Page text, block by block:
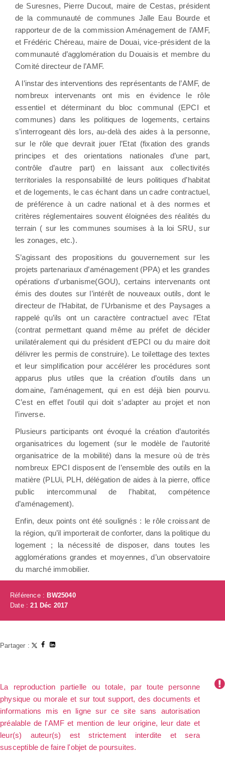
de Suresnes, Pierre Ducout, maire de Cestas, président
de la communauté de communes Jalle Eau Bourde et
rapporteur de de la commission Aménagement de l’AMF,
et Frédéric Chéreau, maire de Douai, vice-président de la
communauté d’agglomération du Douaisis et membre du
Comité directeur de l’AMF.
A l’instar des interventions des représentants de l’AMF, de
nombreux intervenants ont mis en évidence le rôle
essentiel et déterminant du bloc communal (EPCI et
communes) dans les politiques de logements, certains
s’interrogeant dès lors, au-delà des aides à la personne,
sur le rôle que devrait jouer l’Etat (fixation des grands
principes et des orientations nationales d’une part,
contrôle d’autre part) en laissant aux collectivités
territoriales la responsabilité de leurs politiques d’habitat
et de logements, le cas échant dans un cadre contractuel,
de préférence à un cadre national et à des normes et
critères réglementaires souvent éloignées des réalités du
terrain ( sur les communes soumises à la loi SRU, sur
les zonages, etc.).
S’agissant des propositions du gouvernement sur les
projets partenariaux d’aménagement (PPA) et les grandes
opérations d’urbanisme(GOU), certains intervenants ont
émis des doutes sur l’intérêt de nouveaux outils, dont le
directeur de l’Habitat, de l’Urbanisme et des Paysages a
rappelé qu’ils ont un caractère contractuel avec l’Etat
(contrat permettant quand même au préfet de décider
unilatéralement qui du président d’EPCI ou du maire doit
délivrer les permis de construire). Le toilettage des textes
et leur simplification pour accélérer les procédures sont
apparus plus utiles que la création d’outils dans un
domaine, l’aménagement, qui en est déjà bien pourvu.
C’est en effet l’outil qui doit s’adapter au projet et non
l’inverse.
Plusieurs participants ont évoqué la création d’autorités
organisatrices du logement (sur le modèle de l’autorité
organisatrice de la mobilité) dans la mesure où de très
nombreux EPCI disposent de l’ensemble des outils en la
matière (PLUi, PLH, délégation de aides à la pierre, office
public intercommunal de l’habitat, compétence
d’aménagement).
Enfin, deux points ont été soulignés : le rôle croissant de
la région, qu’il importerait de conforter, dans la politique du
logement ; la nécessité de disposer, dans toutes les
agglomérations grandes et moyennes, d’un observatoire
du marché immobilier.
Référence : BW25040
Date :21 Déc 2017
Partager :
La reproduction partielle ou totale, par toute personne
physique ou morale et sur tout support, des documents et
informations mis en ligne sur ce site sans autorisation
préalable de l'AMF et mention de leur origine, leur date et
leur(s) auteur(s) est strictement interdite et sera
susceptible de faire l'objet de poursuites.